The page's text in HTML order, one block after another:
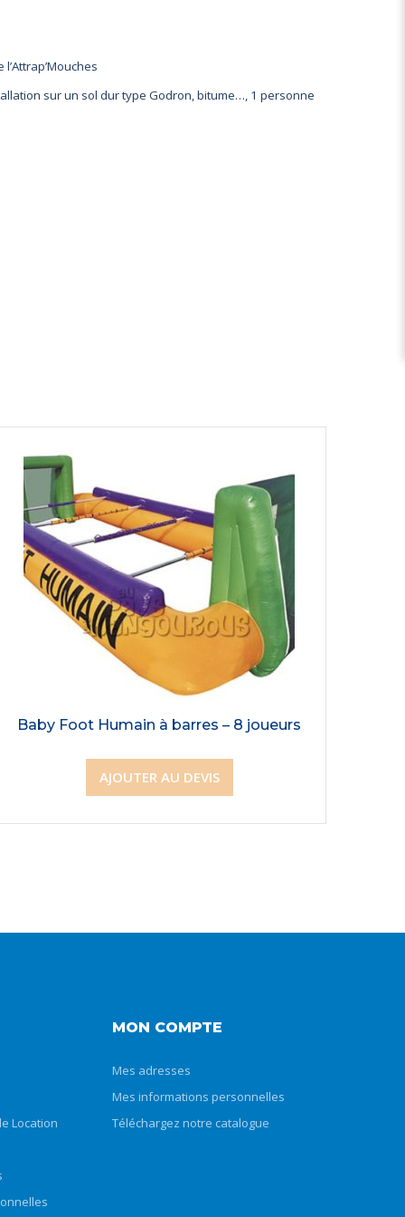
sur un sol dur type Godron, bitume…, 1 personne
Baby Foot Humain à barres – 8 joueurs
AJOUTER AU DEVIS
Location
MON COMPTE
Mes adresses
Mes informations personnelles
Téléchargez notre catalogue